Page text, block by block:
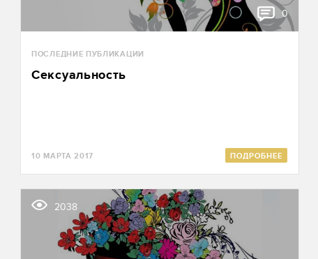
0
ПОСЛЕДНИЕ ПУБЛИКАЦИИ
Cексуальность
ПОДРОБНЕЕ
10 МАРТА 2017
2038